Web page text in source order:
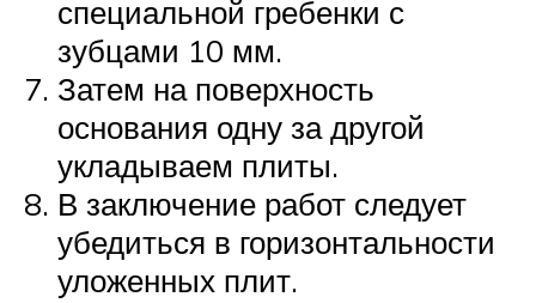
специальной гребенки с
зубцами 10 мм.
Затем на поверхность
основания одну за другой
укладываем плиты.
В заключение работ следует
убедиться в горизонтальности
уложенных плит.